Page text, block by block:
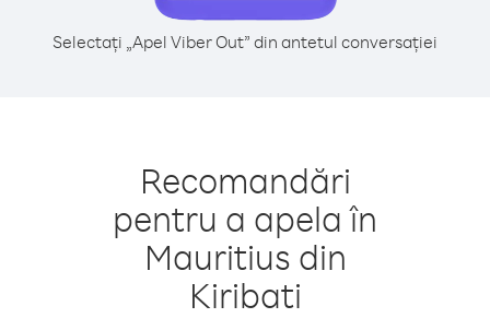
Selectați „Apel Viber Out” din antetul conversației
Recomandări
pentru a apela în
Mauritius din
Kiribati